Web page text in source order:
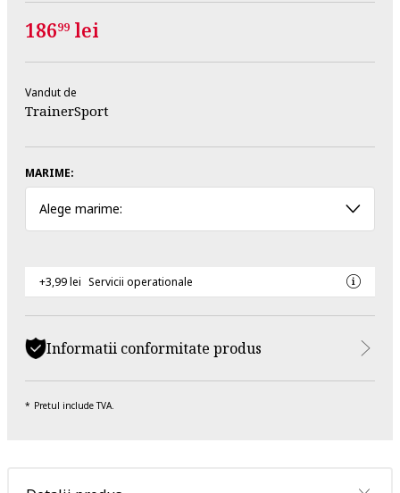
18699 lei
Vandut de
TrainerSport
MARIME:
Alege marime:
+3,99 lei Servicii operationale
Informatii conformitate produs
Pretul include TVA.